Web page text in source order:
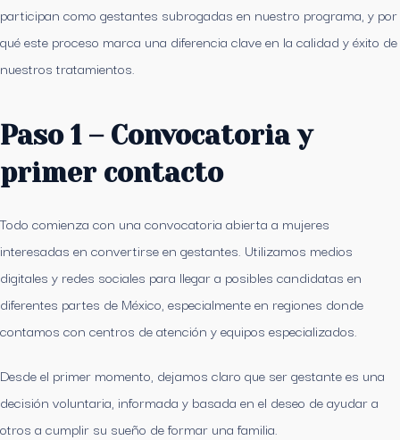
participan como gestantes subrogadas en nuestro programa, y por
qué este proceso marca una diferencia clave en la calidad y éxito de
nuestros tratamientos.
Paso 1 – Convocatoria y
primer contacto
Todo comienza con una convocatoria abierta a mujeres
interesadas en convertirse en gestantes. Utilizamos medios
digitales y redes sociales para llegar a posibles candidatas en
diferentes partes de México, especialmente en regiones donde
contamos con centros de atención y equipos especializados.
Desde el primer momento, dejamos claro que ser gestante es una
decisión voluntaria, informada y basada en el deseo de ayudar a
otros a cumplir su sueño de formar una familia.